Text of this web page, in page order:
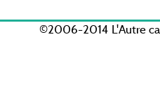
©2006-2014 L'Autre